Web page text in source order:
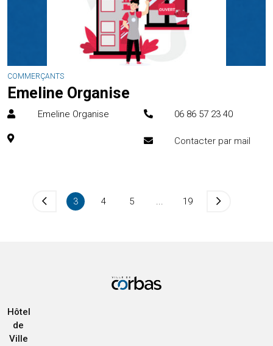
COMMERÇANTS
Emeline Organise
Emeline Organise 06 86 57 23 40
Contacter par mail
3 4 5 ... 19
Hôtel
de
Ville